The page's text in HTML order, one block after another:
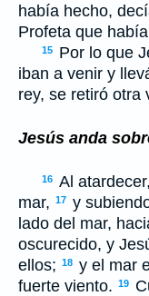
había hecho,
Profeta que
15
Por lo que
iban a venir y
rey, se retiró otra
Jesús anda
16 Al
mar, 17 y
lado del mar,
oscurecido, y
ellos; 18 y el mar
fuerte viento. 19